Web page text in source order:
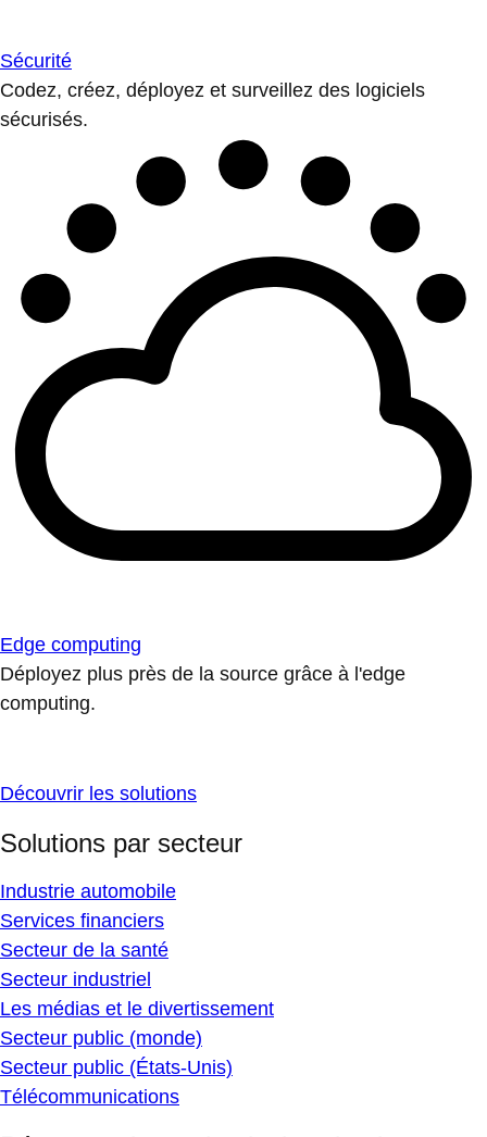
Sécurité
Codez, créez, déployez et surveillez des logiciels
sécurisés.
Edge computing
Déployez plus près de la source grâce à l'edge
computing.
Découvrir les solutions
Solutions par secteur
Industrie automobile
Services financiers
Secteur de la santé
Secteur industriel
Les médias et le divertissement
Secteur public (monde)
Secteur public (États-Unis)
Télécommunications